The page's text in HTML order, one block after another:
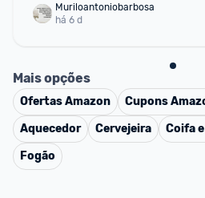
Muriloantoniobarbosa
há 6 d
Mais opções
OfertasAmazon Cupons
Aquecedor
Cervejeira Coifa
Fogão